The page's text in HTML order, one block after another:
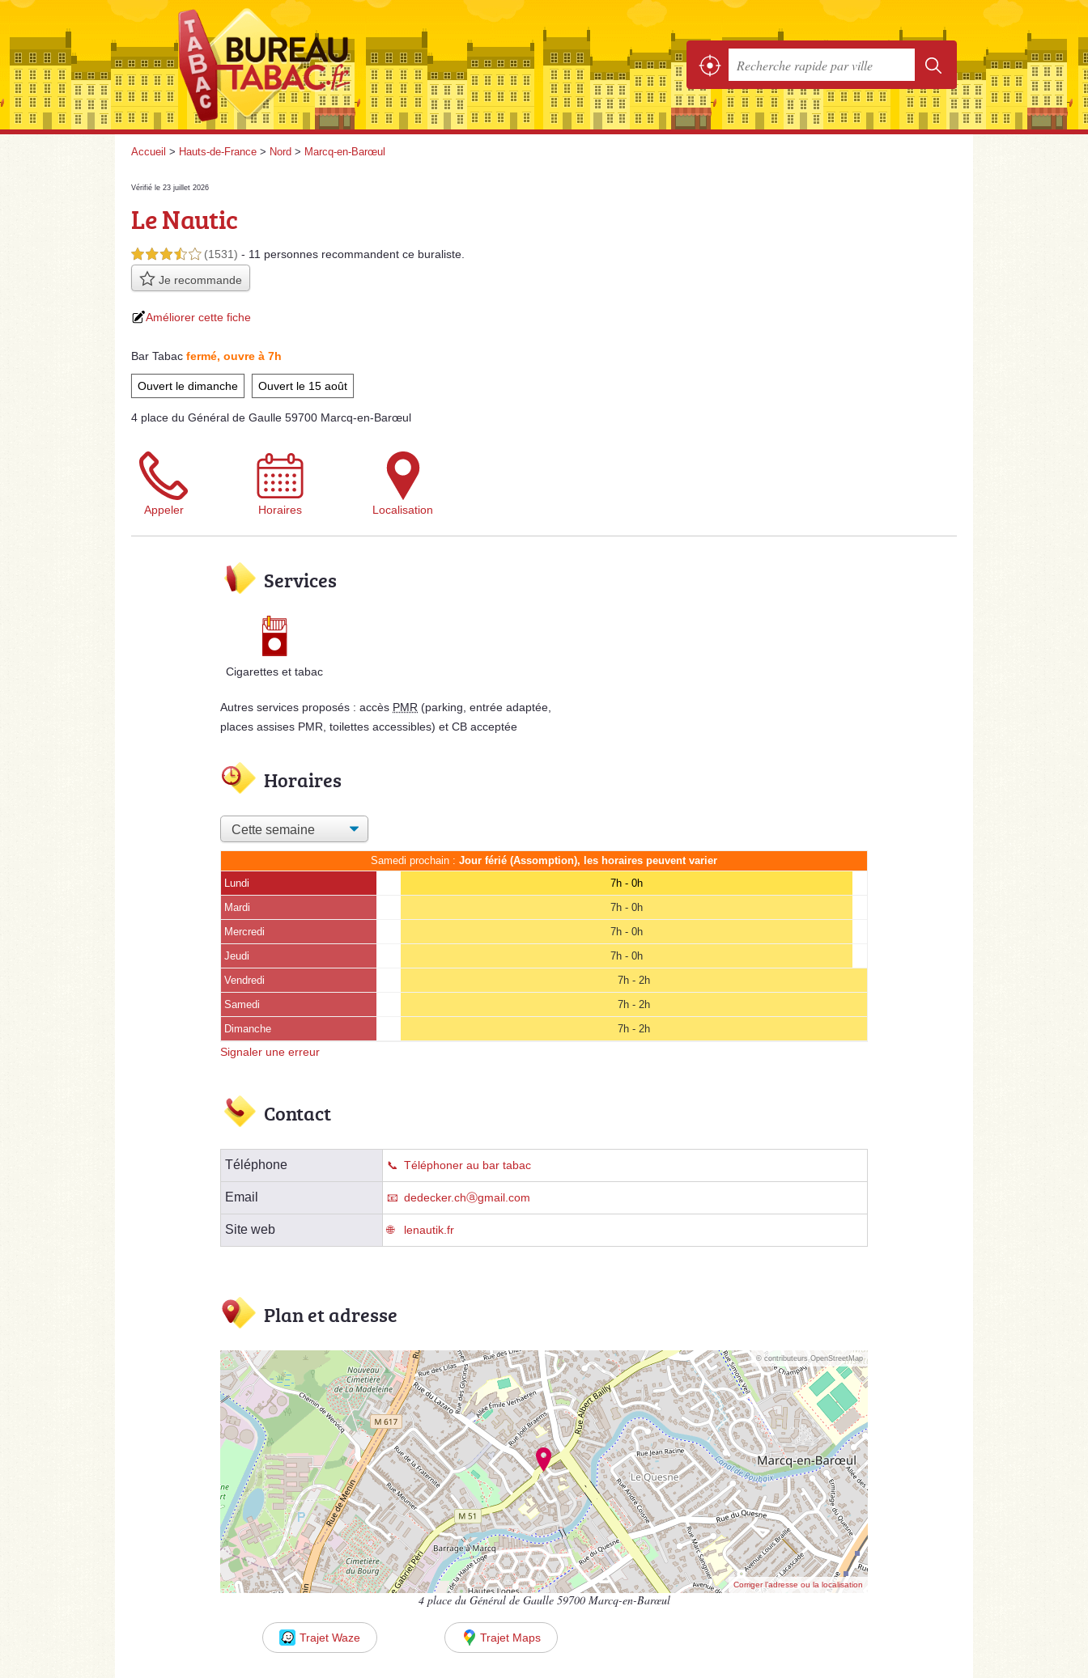
Accueil > Hauts-de-France > Nord > Marcq-en-Barœul
Vérifié le 23 juillet 2026
Le Nautic
3,5 étoiles sur 5 (1531) - 11 personnes recommandent ce buraliste.
Je recommande
Améliorer cette fiche
Bar Tabac fermé, ouvre à 7h
Ouvert le dimanche Ouvert le 15 août
4 place du Général de Gaulle 59700 Marcq-en-Barœul
Appeler Horaires Localisation
Services
Cigarettes et tabac
Autres services proposés : accès PMR (parking, entrée adaptée,
places assises PMR, toilettes accessibles) et CB acceptée
Horaires
Samedi prochain : Jour férié (Assomption), les horaires peuvent varier
Lundi
7h - 0h
Mardi 7h - 0h
Mercredi 7h - 0h
Jeudi 7h - 0h
Vendredi 7h - 2h
Samedi
(15 août)
7h - 2h
Dimanche 7h - 2h
Signaler une erreur
Contact
Téléphone Téléphoner au bar tabac
Email dedecker.chⓐgmail.com
Site web lenautik.fr
Plan et adresse
© contributeurs OpenStreetMap
Corriger l’adresse ou la localisation
4 place du Général de Gaulle 59700 Marcq-en-Barœul
Trajet Waze Trajet Maps